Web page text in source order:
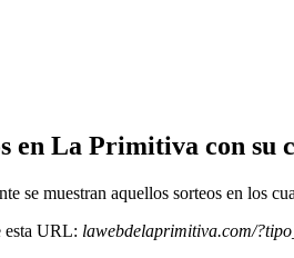
en La Primitiva con su
se muestran aquellos sorteos en los
esta URL: lawebdelaprimitiva.com/